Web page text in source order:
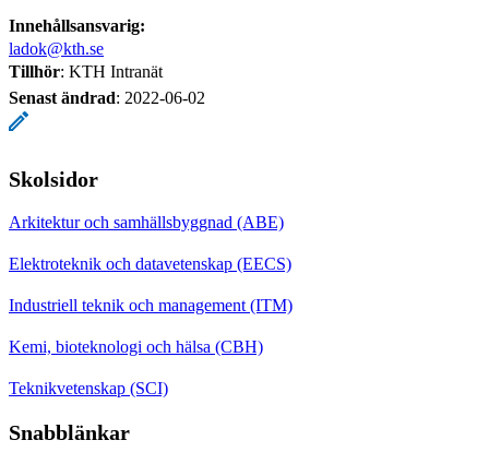
Innehållsansvarig:
ladok@kth.se
Tillhör: KTH Intranät
Senast ändrad: 2022-06-02
Skolsidor
Arkitektur och samhällsbyggnad (ABE)
Elektroteknik och datavetenskap (EECS)
Industriell teknik och management (ITM)
Kemi, bioteknologi och hälsa (CBH)
Teknikvetenskap (SCI)
Snabblänkar